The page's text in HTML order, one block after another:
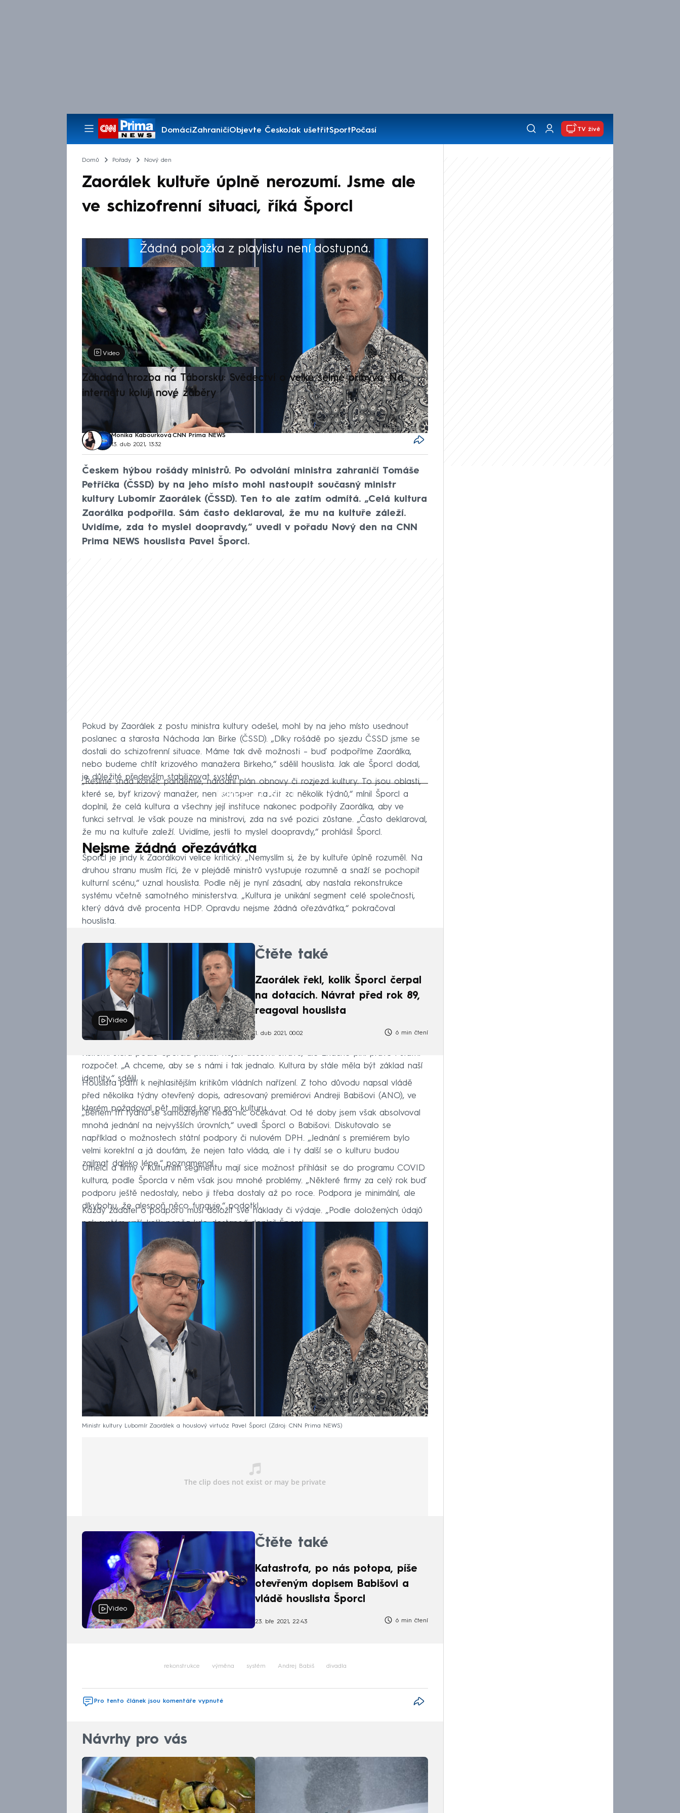
DomácíZahraničíObjevte ČeskoJak ušetřitSportPočasí
Pořady
TV živě
Domů Pořady Nový den
Zaorálek kultuře úplně nerozumí. Jsme ale
ve schizofrenní situaci, říká Šporcl
Žádná položka z playlistu není dostupná.
Výběr redakce
Video
Záhadná hrozba na Táborsku: Svědectví o velké šelmě přibývá. Na
internetu kolují nové záběry
Monika Kabourková, CNN Prima NEWS
13. dub 2021, 13:32
Českem hýbou rošády ministrů. Po odvolání ministra zahraničí Tomáše
Petříčka (ČSSD) by na jeho místo mohl nastoupit současný ministr
kultury Lubomír Zaorálek (ČSSD). Ten to ale zatím odmítá. „Celá kultura
Zaorálka podpořila. Sám často deklaroval, že mu na kultuře záleží.
Uvidíme, zda to myslel doopravdy,“ uvedl v pořadu Nový den na CNN
Prima NEWS houslista Pavel Šporcl.
Pokud by Zaorálek z postu ministra kultury odešel, mohl by na jeho místo usednout
poslanec a starosta Náchoda Jan Birke (ČSSD). „Díky rošádě po sjezdu ČSSD jsme se
dostali do schizofrenní situace. Máme tak dvě možnosti – buď podpoříme Zaorálka,
nebo budeme chtít krizového manažera Birkeho,“ sdělil houslista. Jak ale Šporcl dodal,
je důležité především stabilizovat systém.
Failed to fetch
„Řešíme snad konec pandemie, národní plán obnovy či rozjezd kultury. To jsou oblasti,
které se, byť krizový manažer, není schopen naučit za několik týdnů,“ mínil Šporcl a
doplnil, že celá kultura a všechny její instituce nakonec podpořily Zaorálka, aby ve
funkci setrval. Je však pouze na ministrovi, zda na své pozici zůstane. „Často deklaroval,
že mu na kultuře zaleží. Uvidíme, jestli to myslel doopravdy,“ prohlásil Šporcl.
Nejsme žádná ořezávátka
Šporcl je jindy k Zaorálkovi velice kritický. „Nemyslím si, že by kultuře úplně rozuměl. Na
druhou stranu musím říci, že v plejádě ministrů vystupuje rozumně a snaží se pochopit
kulturní scénu,“ uznal houslista. Podle něj je nyní zásadní, aby nastala rekonstrukce
systému včetně samotného ministerstva. „Kultura je unikání segment celé společnosti,
který dává dvě procenta HDP. Opravdu nejsme žádná ořezávátka,“ pokračoval
houslista.
Video
Čtěte také
Zaorálek řekl, kolik Šporcl čerpal
na dotacích. Návrat před rok 89,
reagoval houslista
1. dub 2021, 00:02 6 min čtení
Kulturní sféra podle Šporcla přináší nejen duševní stravu, ale značně plní právě i státní
rozpočet. „A chceme, aby se s námi i tak jednalo. Kultura by stále měla být základ naší
identity,“ sdělil.
Houslista patří k nejhlasitějším kritikům vládních nařízení. Z toho důvodu napsal vládě
před několika týdny otevřený dopis, adresovaný premiérovi Andreji Babišovi (ANO), ve
kterém požadoval pět miliard korun pro kulturu.
„Během tří týdnů se samozřejmě nedá nic očekávat. Od té doby jsem však absolvoval
mnohá jednání na nejvyšších úrovních,“ uvedl Šporcl o Babišovi. Diskutovalo se
například o možnostech státní podpory či nulovém DPH. „Jednání s premiérem bylo
velmi korektní a já doufám, že nejen tato vláda, ale i ty další se o kulturu budou
zajímat daleko lépe,“ poznamenal.
Umělci a firmy v kulturním segmentu mají sice možnost přihlásit se do programu COVID
kultura, podle Šporcla v něm však jsou mnohé problémy. „Některé firmy za celý rok buď
podporu ještě nedostaly, nebo ji třeba dostaly až po roce. Podpora je minimální, ale
díkybohu, že alespoň něco funguje,“ podotkl.
Každý žadatel o podporu musí doložit své náklady či výdaje. „Podle doložených údajů
pak systém určí, kolik peněz kdo dostane,“ doplnil Šporcl.
Ministr kultury Lubomír Zaorálek a houslový virtuóz Pavel Šporcl Zdroj: CNN Prima NEWS
Video
Čtěte také
Katastrofa, po nás potopa, píše
otevřeným dopisem Babišovi a
vládě houslista Šporcl
23. bře 2021, 22:43 6 min čtení
rekonstrukce výměna systém Andrej Babiš divadla
Pro tento článek jsou komentáře vypnuté
Návrhy pro vás